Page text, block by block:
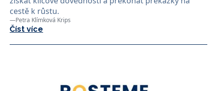
cestě k růstu.
—Petra Klímková Krips
Číst více